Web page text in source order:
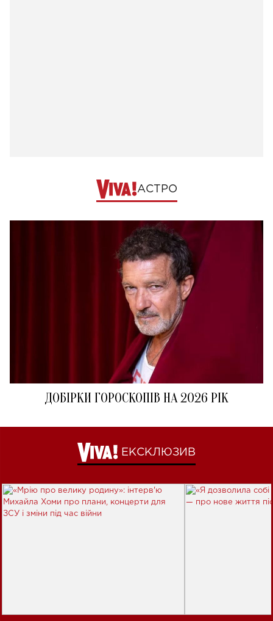
АСТРО
ДОБІРКИ ГОРОСКОПІВ НА 2026 РІК
ЕКСКЛЮЗИВ